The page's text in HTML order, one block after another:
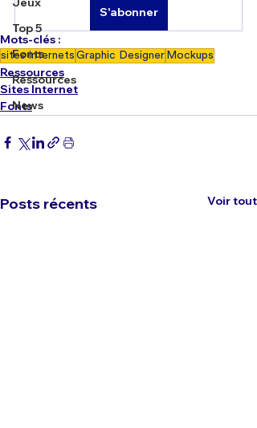
Top 5
Fonts
Ressources
News
S'abonner
Mots-clés :
sites internets Graphic Designer Mockups
Ressources
Sites Internet
Fonts
Posts récents Voir tout